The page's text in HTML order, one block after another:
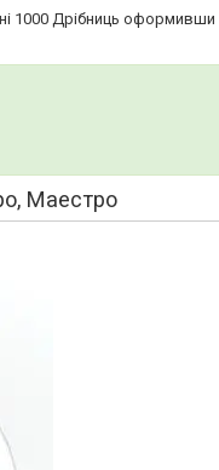
1000 Дрібниць оформивши
Маестро